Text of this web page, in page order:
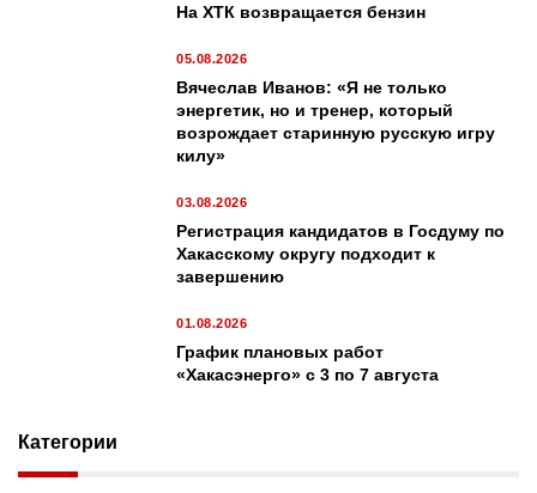
На ХТК возвращается бензин
05.08.2026
Вячеслав Иванов: «Я не только
энергетик, но и тренер, который
возрождает старинную русскую игру
килу»
03.08.2026
Регистрация кандидатов в Госдуму по
Хакасскому округу подходит к
завершению
01.08.2026
График плановых работ
«Хакасэнерго» с 3 по 7 августа
Категории